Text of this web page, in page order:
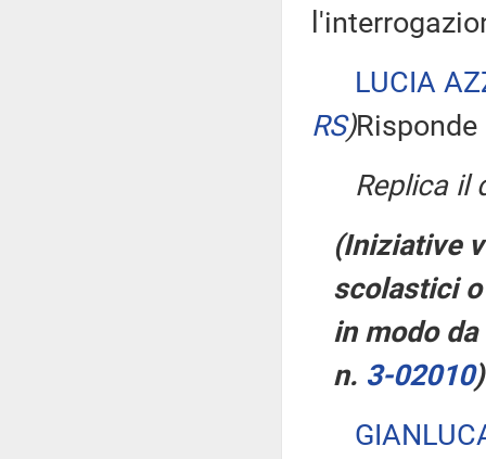
LUCIA
RS)
Replica il
(Iniziative
scolastici
in modo
n. 3-02010)